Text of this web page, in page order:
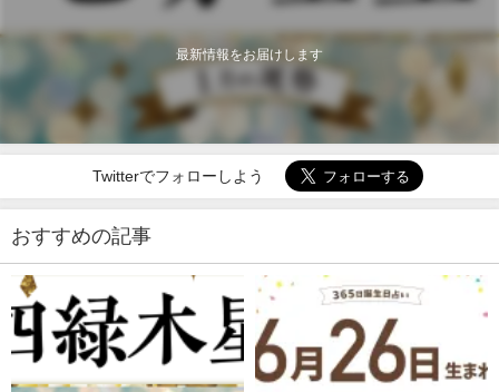
最新情報をお届けします
Twitterでフォローしよう
おすすめの記事